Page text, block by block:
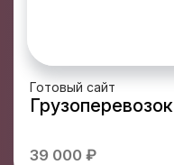
Готовый сайт
Грузоперевозок
39 000 ₽